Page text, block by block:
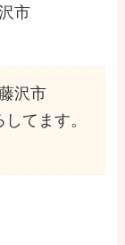
市
沢市
てます。